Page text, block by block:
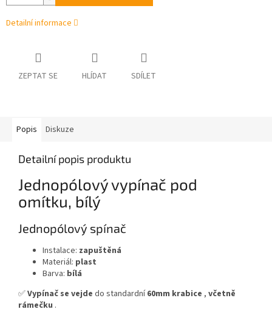
Detailní informace
ZEPTAT SE HLÍDAT SDÍLET
Popis Diskuze
Detailní popis produktu
Jednopólový vypínač pod
omítku, bílý
Jednopólový spínač
Instalace: zapuštěná
Materiál: plast
Barva: bílá
✅Vypínač se vejde do standardní60mm krabice , včetně
rámečku .